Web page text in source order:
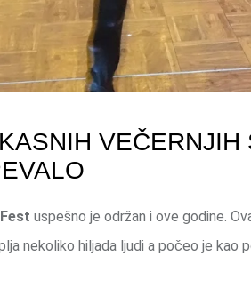
VEČERNJIH
uspešno je održan i ove godine.
nekoliko hiljada ljudi a počeo je kao